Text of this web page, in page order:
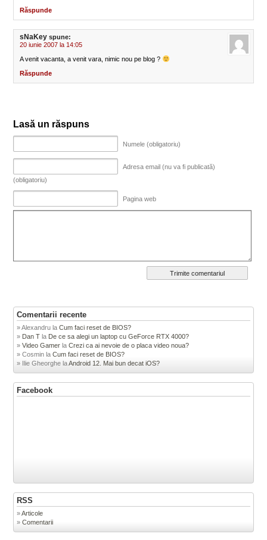
Răspunde
sNaKey spune:
20 iunie 2007 la 14:05
A venit vacanta, a venit vara, nimic nou pe blog ?
Răspunde
Lasă un răspuns
Numele (obligatoriu)
Adresa email (nu va fi publicată)
(obligatoriu)
Pagina web
Comentarii recente
Alexandru laCum faci reset de BIOS?
Dan T la De ce sa alegi un laptop cu GeForce RTX 4000?
Video Gamer laCrezi ca ai nevoie de o placa video noua?
Cosmin laCum faci reset de BIOS?
Ilie Gheorghe laAndroid 12. Mai bun decat iOS?
Facebook
RSS
Articole
Comentarii